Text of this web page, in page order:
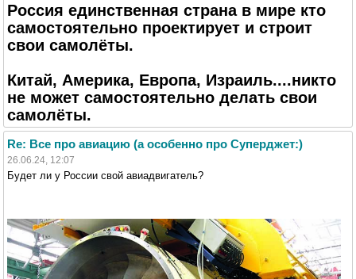
Россия единственная страна в мире кто
самостоятельно проектирует и строит
свои самолёты.
Китай, Америка, Европа, Израиль....никто
не может самостоятельно делать свои
самолёты.
Re: Все про авиацию (а особенно про Суперджет:)
26.06.24, 12:07
Будет ли у России свой авиадвигатель?